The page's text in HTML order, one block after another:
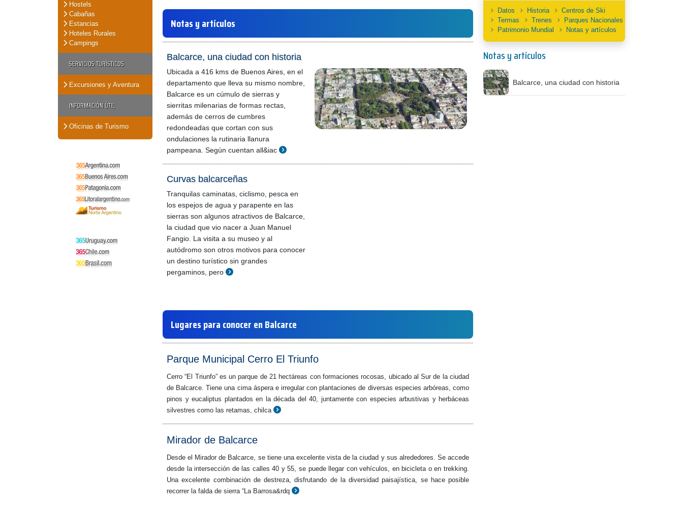
Hostels
Cabañas
Estancias
Hoteles Rurales
Campings
SERVICIOS TURÍSTICOS
Excursiones y Aventura
INFORMACIÓN ÚTIL
Oficinas de Turismo
Notas y artículos
Balcarce, una ciudad con historia
Ubicada a 416 kms de Buenos Aires, en el
departamento que lleva su mismo nombre,
Balcarce es un cúmulo de sierras y
sierritas milenarias de formas rectas,
además de cerros de cumbres
redondeadas que cortan con sus
ondulaciones la rutinaria llanura
pampeana. Según cuentan all&iac
Curvas balcarceñas
Tranquilas caminatas, ciclismo, pesca en
los espejos de agua y parapente en las
sierras son algunos atractivos de Balcarce,
la ciudad que vio nacer a Juan Manuel
Fangio. La visita a su museo y al
autódromo son otros motivos para conocer
un destino turístico sin grandes
pergaminos, pero
Lugares para conocer en Balcarce
Parque Municipal Cerro El Triunfo
Cerro “El Triunfo” es un parque de 21 hectáreas con formaciones rocosas, ubicado al Sur de la ciudad
de Balcarce. Tiene una cima áspera e irregular con plantaciones de diversas especies arbóreas, como
pinos y eucaliptus plantados en la década del 40, juntamente con especies arbustivas y herbáceas
silvestres como las retamas, chilca
Mirador de Balcarce
Desde el Mirador de Balcarce, se tiene una excelente vista de la ciudad y sus alrededores. Se accede
desde la intersección de las calles 40 y 55, se puede llegar con vehículos, en bicicleta o en trekking.
Una excelente combinación de destreza, disfrutando de la diversidad paisajística, se hace posible
recorrer la falda de sierra “La Barrosa&rdq
Datos Historia
Centros de Ski
Termas
Trenes
Parques Nacionales
Patrimonio Mundial
Notas y artículos
Notas y artículos
Balcarce, una ciudad con historia